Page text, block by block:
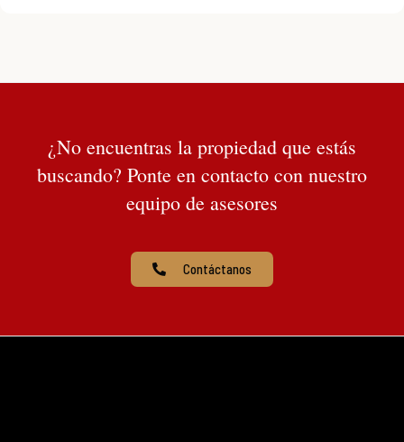
¿No encuentras la propiedad que estás
buscando? Ponte en contacto con nuestro
equipo de asesores
Contáctanos